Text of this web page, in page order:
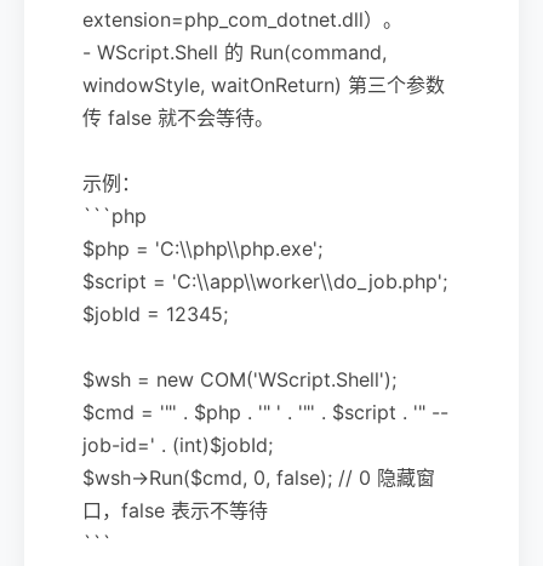
extension=php_com_dotnet.dll）。
- WScript.Shell 的 Run(command,
windowStyle, waitOnReturn) 第三个参数
传 false 就不会等待。
示例：
```php
$php = 'C:\\php\\php.exe';
$script = 'C:\\app\\worker\\do_job.php';
$jobId = 12345;
$wsh = new COM('WScript.Shell');
$cmd = '"' . $php . '" ' . '"' . $script . '" --
job-id=' . (int)$jobId;
$wsh->Run($cmd, 0, false); // 0 隐藏窗
口，false 表示不等待
```